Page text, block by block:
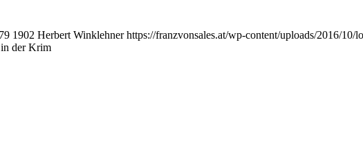
1902 Herbert Winklehner https://franzvonsales.at/wp-content/uploads/2016/
in der Krim